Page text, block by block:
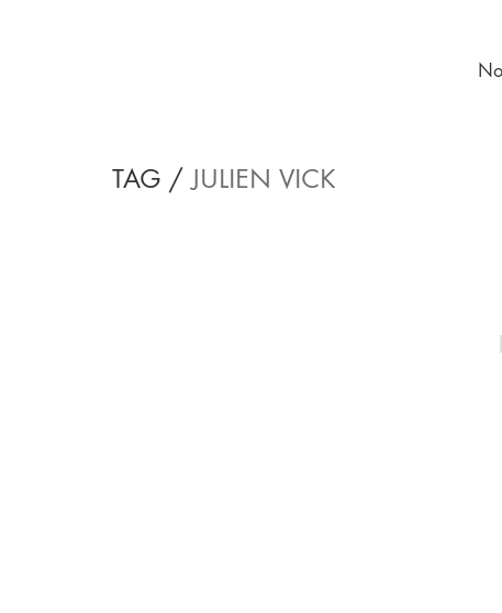
TAG /JULIEN VICK